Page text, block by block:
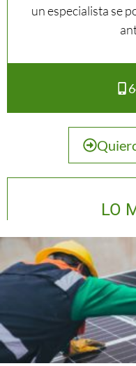
un especialista se
LO